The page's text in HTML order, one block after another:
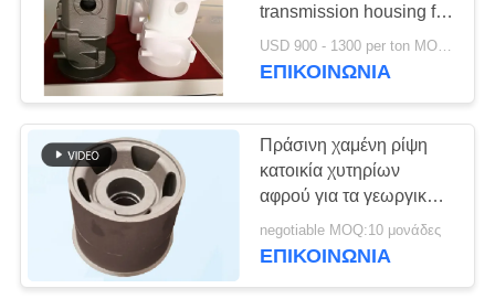
ΠΟΙΟΤΙΚΌΣ
ΈΛΕΓΧΟΣ
ΜΑΣ
ΕΛΆΤΕ
ΕΠΑΦΉ
ΜΕ
transmission housing for
forklift truck ,
engineering machinery
USD 900 - 1300 per ton MOQ:10 μονάδες
ΕΠΙΚΟΙΝΩΝΊΑ
Πράσινη χαμένη ρίψη
κατοικία χυτηρίων
αφρού για τα γεωργικά
μηχανήματα
negotiable MOQ:10 μονάδες
ΕΠΙΚΟΙΝΩΝΊΑ